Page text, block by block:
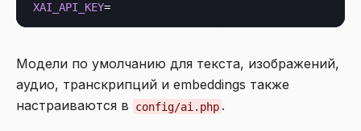
XAI_API_KEY
Модели по умолчанию для текста, изображений,
аудио, транскрипций и embeddings также
настраиваются в
config/ai.php .